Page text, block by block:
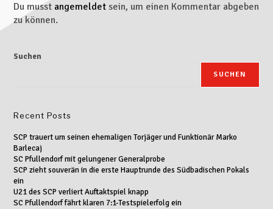
Du musst angemeldet sein, um einen Kommentar abgeben
zu können.
Suchen
SUCHEN
Recent Posts
SCP trauert um seinen ehemaligen Torjäger und Funktionär Marko
Barlecaj
SC Pfullendorf mit gelungener Generalprobe
SCP zieht souverän in die erste Hauptrunde des Südbadischen Pokals
ein
U21 des SCP verliert Auftaktspiel knapp
SC Pfullendorf fährt klaren 7:1-Testspielerfolg ein